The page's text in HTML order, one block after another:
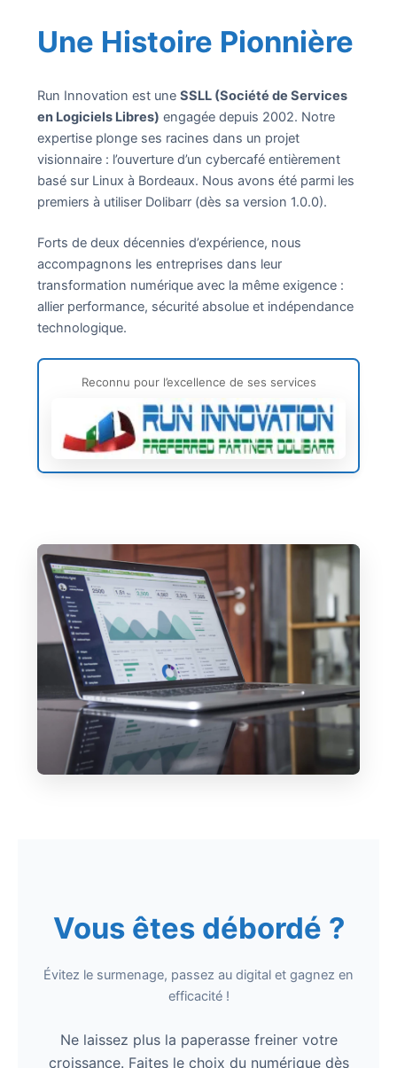
Une Histoire Pionnière
Run Innovation est une SSLL (Société de Services
en Logiciels Libres) engagée depuis 2002. Notre
expertise plonge ses racines dans un projet
visionnaire : l’ouverture d’un cybercafé entièrement
basé sur Linux à Bordeaux. Nous avons été parmi les
premiers à utiliser Dolibarr (dès sa version 1.0.0).
Forts de deux décennies d’expérience, nous
accompagnons les entreprises dans leur
transformation numérique avec la même exigence :
allier performance, sécurité absolue et indépendance
technologique.
Reconnu pour l’excellence de ses services
Vous êtes débordé ?
Évitez le surmenage, passez au digital et gagnez en
efficacité !
Ne laissez plus la paperasse freiner votre
croissance. Faites le choix du numérique dès